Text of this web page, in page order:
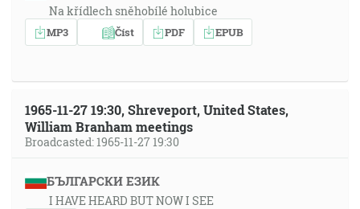
Na křídlech sněhobílé holubice
MP3 Číst PDF EPUB
1965-11-27 19:30, Shreveport, United States,
William Branham meetings
Broadcasted: 1965-11-27 19:30
БЪЛГАРСКИ ЕЗИК
I HAVE HEARD BUT NOW I SEE